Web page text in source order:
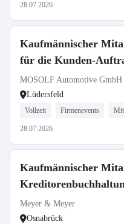
28.07.2026
Kaufmännischer
für die Kunden-
MOSOLF Automotive GmbH
Lüdersfeld
Vollzeit Firmenevents
28.07.2026
Kaufmännischer
Meyer & Meyer
Osnabrück